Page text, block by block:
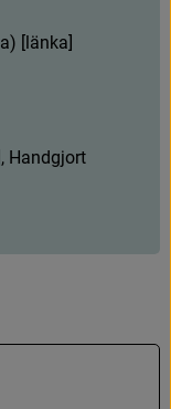
a) [länka]
, Handgjort